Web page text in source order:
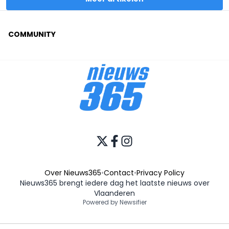
COMMUNITY
Over Nieuws365•Contact•Privacy Policy
Nieuws365 brengt iedere dag het laatste nieuws over
Vlaanderen
Powered by Newsifier